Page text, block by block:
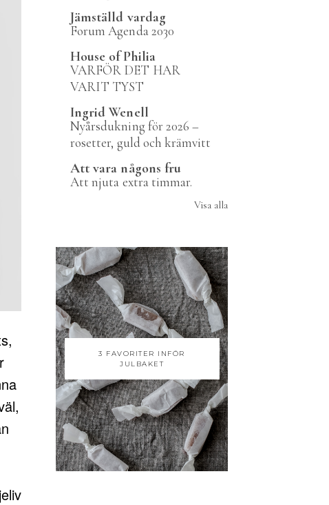
Jämställd vardag
Forum Agenda 2030
House of Philia
VARFÖR DET HAR
VARIT TYST
Ingrid Wenell
Nyårsdukning för 2026 –
rosetter, guld och krämvitt
Att vara någons fru
Att njuta extra timmar.
Visa alla
3 FAVORITER INFÖR
JULBAKET